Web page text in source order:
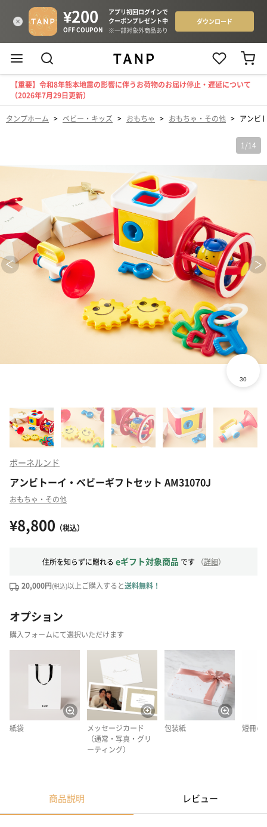
【重要】令和8年熊本地震の影響に伴うお荷物のお届け停止・遅延について
（2026年7月29日更新）
タンプホーム > ベビー・キッズ > おもちゃ > おもちゃ・その他 > アンビ
1 /14
ボーネルンド
アンビトーイ・ベビーギフトセット AM31070J
おもちゃ・その他
¥8,800 （税込）
住所を知らずに贈れる eギフト対象商品 です （詳細）
20,000円(税込)以上ご購入すると送料無料！
オプション
購入フォームにて選択いただけます
紙袋
メッセージカード
（通常・写真・グリ
ーティング）
包装紙 短冊の
商品説明 レビュー